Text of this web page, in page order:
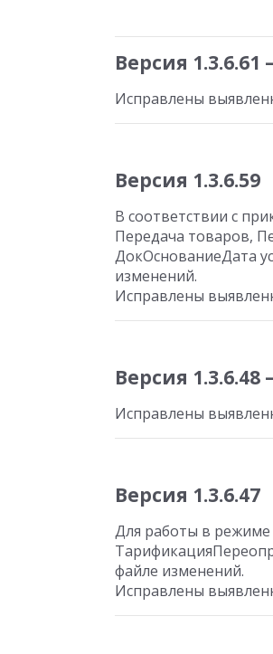
Версия 1.3.6.61
Исправлены
Версия 1.3.6.59
В соответствии с
Передача товаров,
ДокОснованиеДата
изменений.
Исправлены
Версия 1.3.6.48
Исправлены
Версия 1.3.6.47
Для работы в режиме
файле изменений.
Исправлены